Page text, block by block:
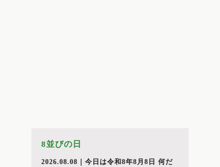
8並びの日
2026.08.08｜今日は令和8年8月8日 何だ